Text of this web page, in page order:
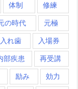
体制 修練
の時代 元極
入れ歯 入場券
部疾患 再受講
励み 効力